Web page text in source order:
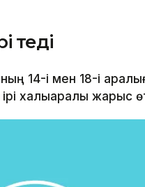
өтеді
14-і мен 18-і
халықаралық жарыс